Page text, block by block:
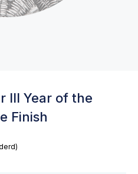
III Year of the
Finish